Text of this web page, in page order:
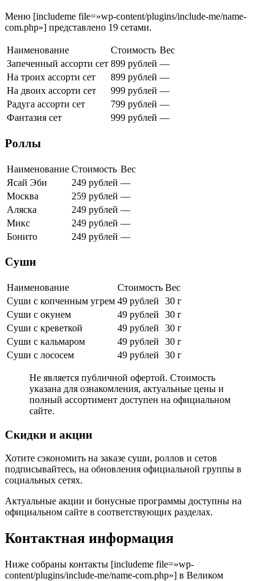
Меню [includeme file=»wp-content/plugins/include-me/name-
com.php»] представлено 19 сетами.
Наименование Стоимость Вес
Запеченный ассорти сет 899 рублей —
На троих ассорти сет
899 рублей —
На двоих ассорти сет
999 рублей —
Радуга ассорти сет
799 рублей —
Фантазия сет
999 рублей —
Роллы
Наименование Стоимость Вес
Ясай Эби
249 рублей —
Москва
259 рублей —
Аляска
249 рублей —
Микс
249 рублей —
Бонито
249 рублей —
Суши
Наименование Стоимость Вес
Суши с копченным угрем 49 рублей
30 г
Суши с окунем
49 рублей
30 г
Суши с креветкой
49 рублей
30 г
Суши с кальмаром
49 рублей
30 г
Суши с лососем
49 рублей 30 г
Не является публичной офертой. Стоимость
указана для ознакомления, актуальные цены и
полный ассортимент доступен на официальном
сайте.
Скидки и акции
Хотите сэкономить на заказе суши, роллов и сетов
подписывайтесь, на обновления официальной группы в
социальных сетях.
Актуальные акции и бонусные программы доступны на
официальном сайте в соответствующих разделах.
Контактная информация
Ниже собраны контакты [includeme file=»wp-
content/plugins/include-me/name-com.php»] в Великом